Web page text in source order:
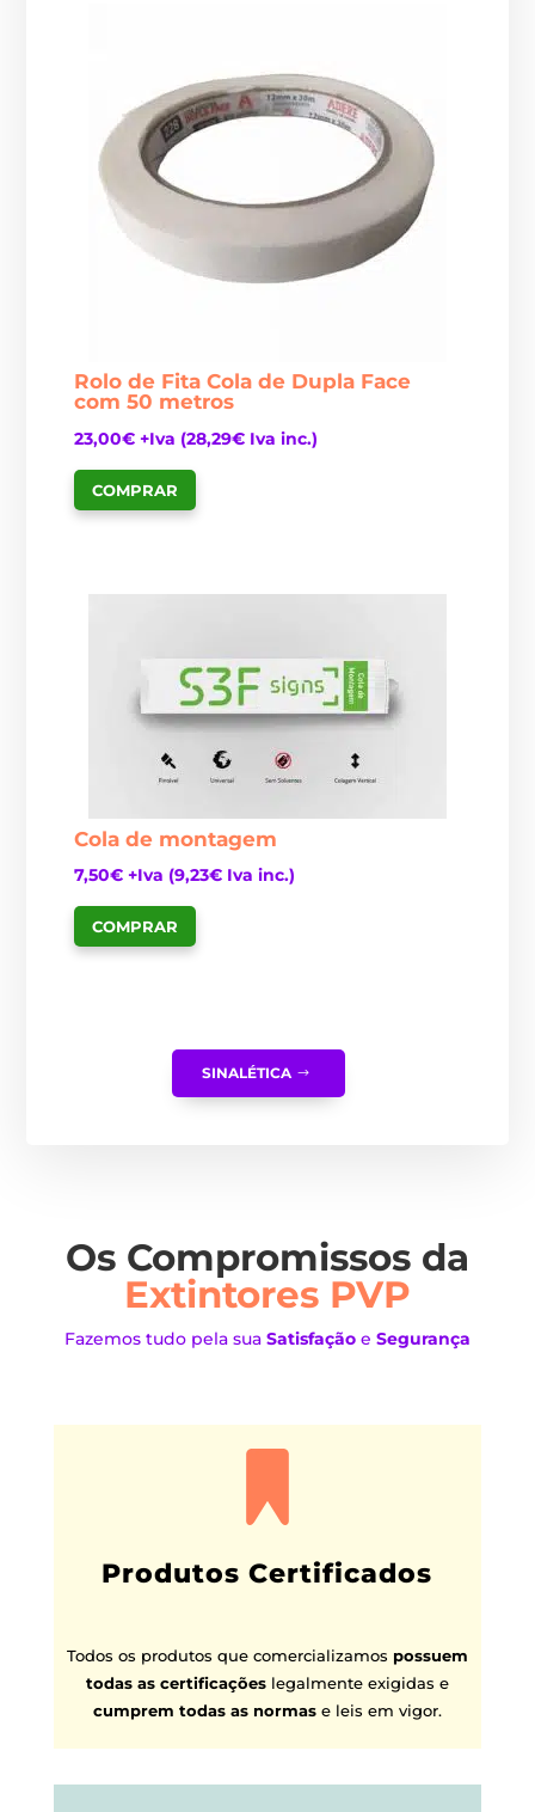
Rolo de Fita Cola de Dupla Face
com 50 metros
23,00€ +Iva (28,29€ Iva inc.)
COMPRAR
Cola de montagem
7,50€ +Iva (9,23€ Iva inc.)
COMPRAR
SINALÉTICA
Os Compromissos da
Extintores PVP
Fazemos tudo pela sua Satisfaçãoe Segurança
Produtos Certificados
Todos os produtos que comercializamos possuem
todas as certificaçõeslegalmente exigidas e
cumprem todas as normase leis em vigor.